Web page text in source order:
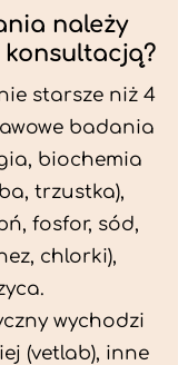
należy
starsze niż 4
badania
biochemia
trzustka),
fosfor, sód,
chlorki),
wychodzi
(vetlab), inne